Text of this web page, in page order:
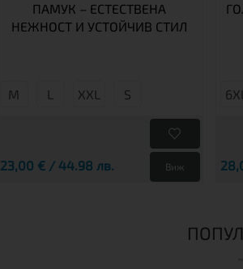
ПАМУК – ЕСТЕСТВЕНА
НЕЖНОСТ И УСТОЙЧИВ СТИЛ
М L XXL S
23,00 € / 44.98 лв. Виж
6XL